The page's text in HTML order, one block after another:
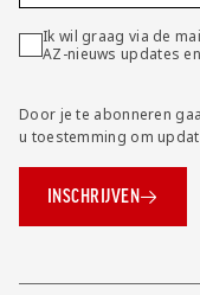
Ik wil graag via de
AZ-nieuws updates
Door je te abonneren
u toestemming om
INSCHRIJVEN